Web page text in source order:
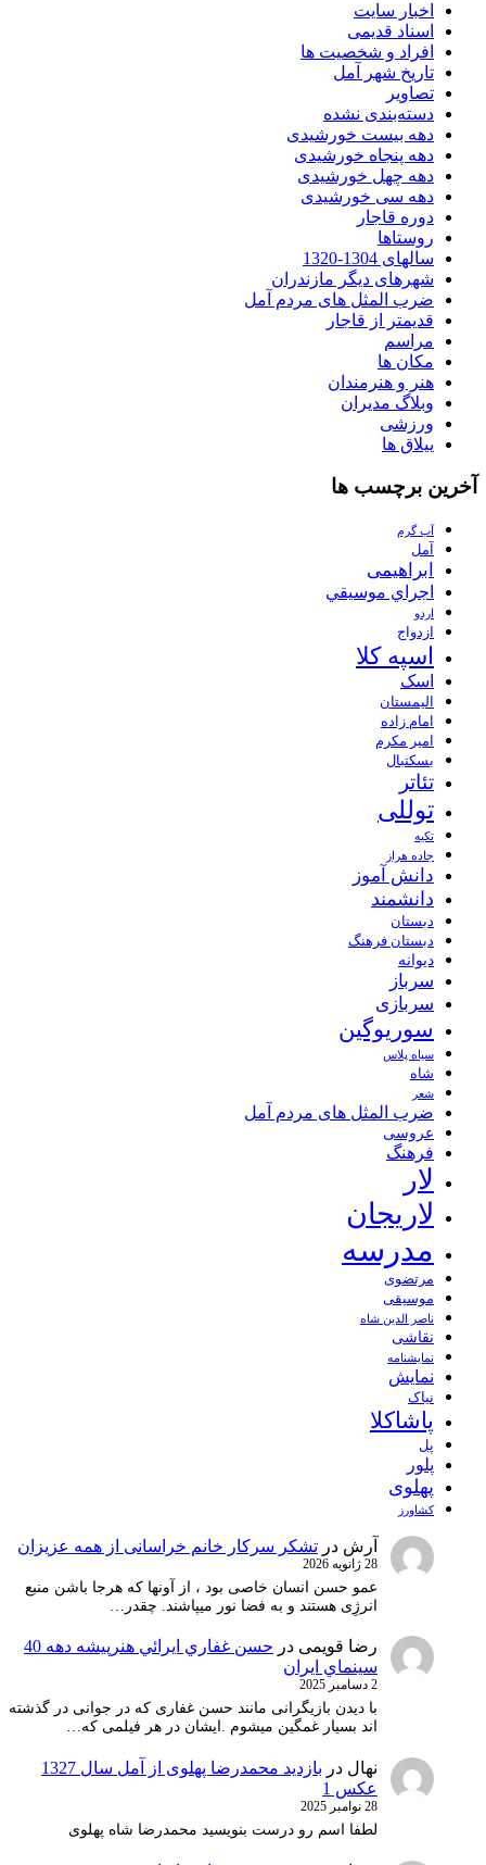
اخبار سایت
اسناد قدیمی
افراد و شخصیت ها
تاریخ شهر آمل
تصاویر
دسته‌بندی نشده
دهه بیست خورشیدی
دهه پنجاه خورشیدی
دهه چهل خورشیدی
دهه سی خورشیدی
دوره قاجار
روستاها
سالهای 1304-1320
شهرهای دیگر مازندران
ضرب المثل های مردم آمل
قدیمتر از قاجار
مراسم
مکان ها
هنر و هنرمندان
وبلاگ مدیران
ورزشی
ییلاق ها
آخرین برچسب ها
آب گرم
آمل
ابراهیمی
اجراي موسيقي
اردو
ازدواج
اسپه کلا
اسک
الیمستان
امام زاده
امیر مکرم
بسکتبال
تئاتر
توللی
تکیه
جاده هراز
دانش آموز
دانشمند
دبستان
دبستان فرهنگ
دیوانه
سرباز
سربازی
سوریوگین
سیاه پلاس
شاه
شعر
ضرب المثل های مردم آمل
عروسی
فرهنگ
لار
لاریجان
مدرسه
مرتضوی
موسیقی
ناصر الدین شاه
نقاشی
نمايشنامه
نمایش
نیاک
پاشاکلا
پل
پلور
پهلوی
کشاورز
آرش در تشکر سرکار خانم خراسانی از همه عزیزان
28 ژانویه 2026
عمو حسن انسان خاصی بود ، از آونها که هرجا باشن منبع
انرژِی هستند و به فضا نور میپاشند. چقدر…
رضا قویمی در
حسن غفاري ايرائي هنرپيشه دهه 40
سينماي ايران
2 دسامبر 2025
با دیدن بازیگرانی مانند حسن غفاری که در جوانی در گذشته
اند بسیار غمگین میشوم .ایشان در هر فیلمی که…
نهال در
بازدید محمدرضا پهلوی از آمل سال 1327
عکس 1
28 نوامبر 2025
لطفا اسم رو درست بنویسید محمدرضا شاه پهلوی